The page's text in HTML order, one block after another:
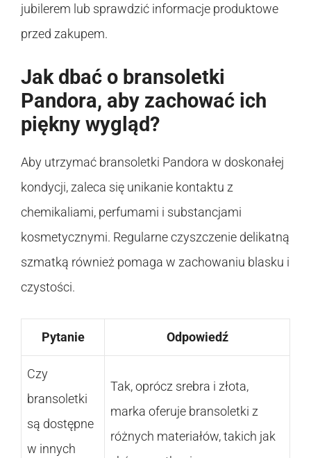
jubilerem lub sprawdzić informacje produktowe
przed zakupem.
Jak dbać o bransoletki
Pandora, aby zachować ich
piękny wygląd?
Aby utrzymać bransoletki Pandora w doskonałej
kondycji, zaleca się unikanie kontaktu z
chemikaliami, perfumami i substancjami
kosmetycznymi. Regularne czyszczenie delikatną
szmatką również pomaga w zachowaniu blasku i
czystości.
Pytanie Odpowiedź
Czy
bransoletki
są dostępne
w innych
Tak, oprócz srebra i złota,
marka oferuje bransoletki z
różnych materiałów, takich jak